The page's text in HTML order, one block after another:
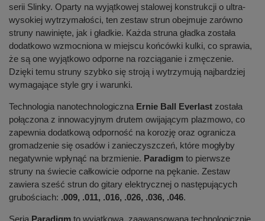
serii Slinky. Oparty na wyjątkowej stalowej konstrukcji o ultra-
wysokiej wytrzymałości, ten zestaw strun obejmuje zarówno
struny nawinięte, jak i gładkie. Każda struna gładka została
dodatkowo wzmocniona w miejscu końcówki kulki, co sprawia,
że są one wyjątkowo odporne na rozciąganie i zmęczenie.
Dzięki temu struny szybko się stroją i wytrzymują najbardziej
wymagające style gry i warunki.
Technologia nanotechnologiczna Ernie Ball Everlast została
połączona z innowacyjnym drutem owijającym plazmowo, co
zapewnia dodatkową odporność na korozję oraz ogranicza
gromadzenie się osadów i zanieczyszczeń, które mogłyby
negatywnie wpłynąć na brzmienie. Paradigm to pierwsze
struny na świecie całkowicie odporne na pękanie. Zestaw
zawiera sześć strun do gitary elektrycznej o następujących
grubościach: .009, .011, .016, .026, .036, .046.
Seria Paradigm to wyjątkowa, zaawansowana technologicznie